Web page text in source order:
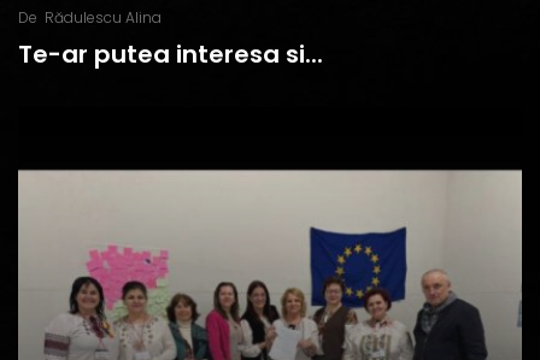
De Rădulescu Alina
Te-ar putea interesa si...